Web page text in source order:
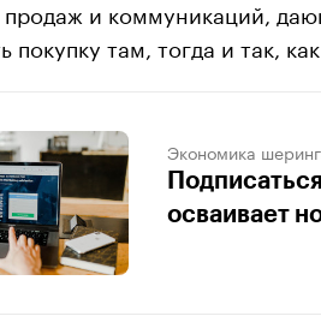
и коммуникаций,
покупку там, тогда и так,
Экономика
осваивает